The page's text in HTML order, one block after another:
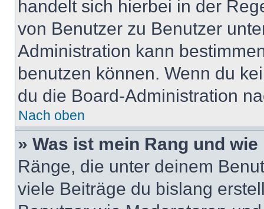
handelt sich hierbei in der
von Benutzer zu Benutzer
Administration kann
benutzen können. Wenn du
du die Board-Administration
Nach oben
» Was ist mein Rang und
Ränge, die unter deinem
viele Beiträge du bislang